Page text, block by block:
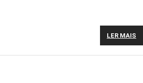
LER MAIS